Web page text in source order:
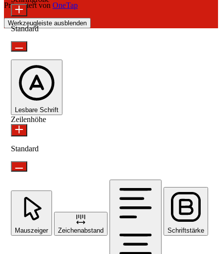
Präsentiert von OneTap
Werkzeugleiste ausblenden
Standard
Lesbare Schrift
Zeilenhöhe
Standard
Mauszeiger Zeichenabstand Schriftstärke